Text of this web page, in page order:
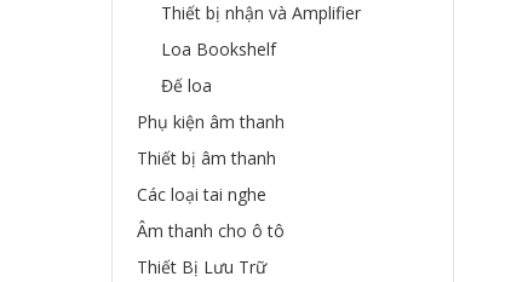
Thiết bị nhận và Amplifier
Loa Bookshelf
Đế loa
Phụ kiện âm thanh
Thiết bị âm thanh
Các loại tai nghe
Âm thanh cho ô tô
Thiết Bị Lưu Trữ